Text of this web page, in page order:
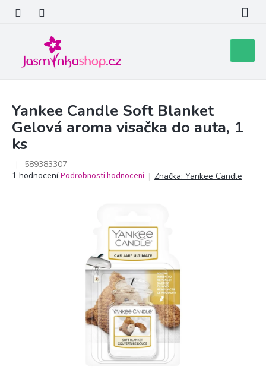
obsah
košík
Yankee Candle Soft Blanket
Gelová aroma visačka do auta, 1
ks
589383307
Průměrné
1 hodnocení Podrobnosti hodnocení Značka: Yankee Candle